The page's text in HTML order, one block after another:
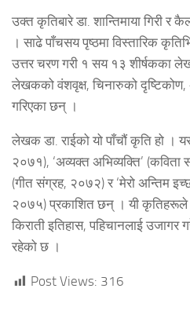
उक्त कृतिबारे डा. शान्तिमाया गिरी र
। साढे पाँचसय पृष्ठमा विस्तारिक
उत्तर चरण गरी १ सय १३ शीर्षकका
लेखकको वंशवृक्ष, चिनारुको
गरिएका छन् ।
लेखक डा. राईको यो पाँचौं कृति हो ।
२०७१), ‘अव्यक्त अभिव्यक्ति’ (कविता
(गीत संग्रह, २०७२) र ‘मेरो अन्तिम
२०७५) प्रकाशित छन् । यी कृतिहरूले
किराती इतिहास, पहिचानलाई
रहेको छ ।
Post Views: 316